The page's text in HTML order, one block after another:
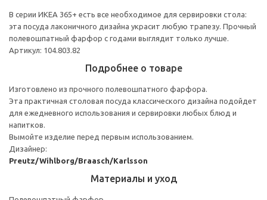
В серии ИКЕА 365+ есть все необходимое для сервировки стола:
эта посуда лаконичного дизайна украсит любую трапезу. Прочный
полевошпатный фарфор с годами выглядит только лучше.
Артикул: 104.803.82
Подробнее о товаре
Изготовлено из прочного полевошпатного фарфора.
Эта практичная столовая посуда классического дизайна подойдет
для ежедневного использования и сервировки любых блюд и
напитков.
Вымойте изделие перед первым использованием.
Дизайнер:
Preutz/Wihlborg/Braasch/Karlsson
Материалы и уход